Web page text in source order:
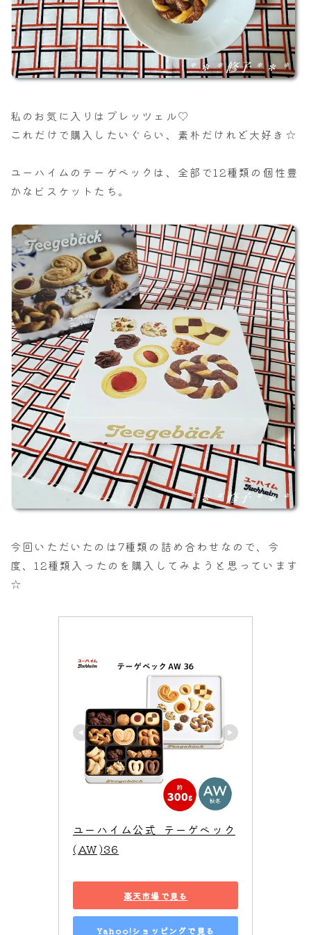
私のお気に入りはプレッツェル♡
これだけで購入したいぐらい、素朴だけれど大好き☆
ユーハイムのテーゲベックは、全部で12種類の個性豊
かなビスケットたち。
今回いただいたのは7種類の詰め合わせなので、今
度、12種類入ったのを購入してみようと思っています
☆
ユーハイム公式  テーゲベック
(AW)36
楽天市場で見る
Yahoo!ショッピングで見る